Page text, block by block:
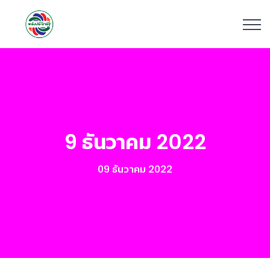
9 ธันวาคม 2022
09 ธันวาคม 2022